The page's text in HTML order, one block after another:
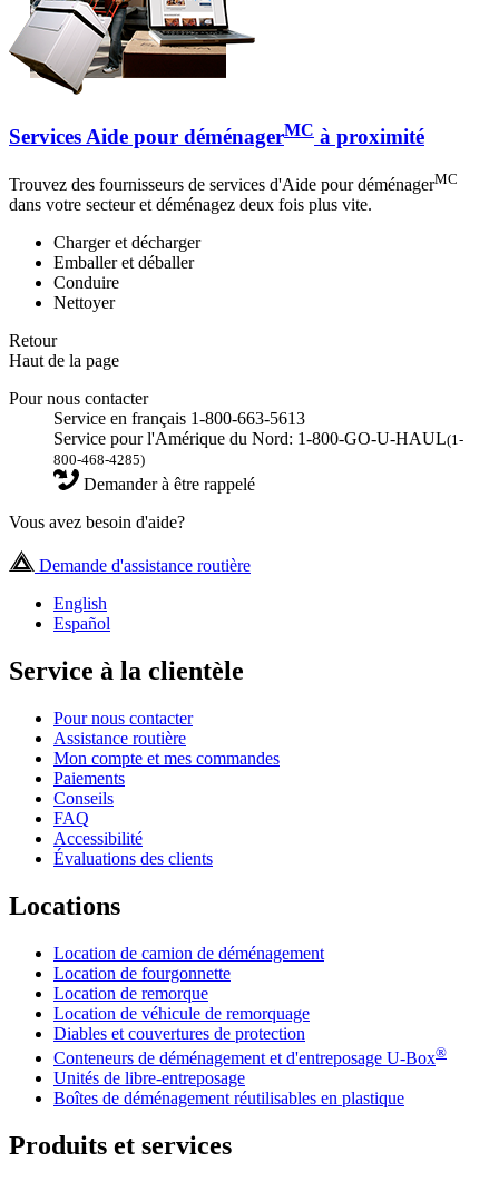
Services Aide pour déménagerMC à proximité
Trouvez des fournisseurs de services d'Aide pour déménagerMC
dans votre secteur et déménagez deux fois plus vite.
Charger et décharger
Emballer et déballer
Conduire
Nettoyer
Retour
Haut de la page
Pour nous contacter
Service en français 1-800-663-5613
Service pour l'Amérique du Nord: 1-800-GO-U-HAUL(1-
800-468-4285)
Demander à être rappelé
Vous avez besoin d'aide?
Demande d'assistance routière
English
Español
Service à la clientèle
Pour nous contacter
Assistance routière
Mon compte et mes commandes
Paiements
Conseils
FAQ
Accessibilité
Évaluations des clients
Locations
Location de camion de déménagement
Location de fourgonnette
Location de remorque
Location de véhicule de remorquage
Diables et couvertures de protection
Conteneurs de déménagement et d'entreposage U-Box®
Unités de libre-entreposage
Boîtes de déménagement réutilisables en plastique
Produits et services